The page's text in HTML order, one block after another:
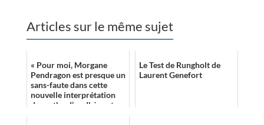
Articles sur le même sujet
« Pour moi, Morgane
Pendragon est presque un
sans-faute dans cette
nouvelle interprétation
du mythe. J’y adhère et
Le Test de Rungholt de
Laurent Genefort